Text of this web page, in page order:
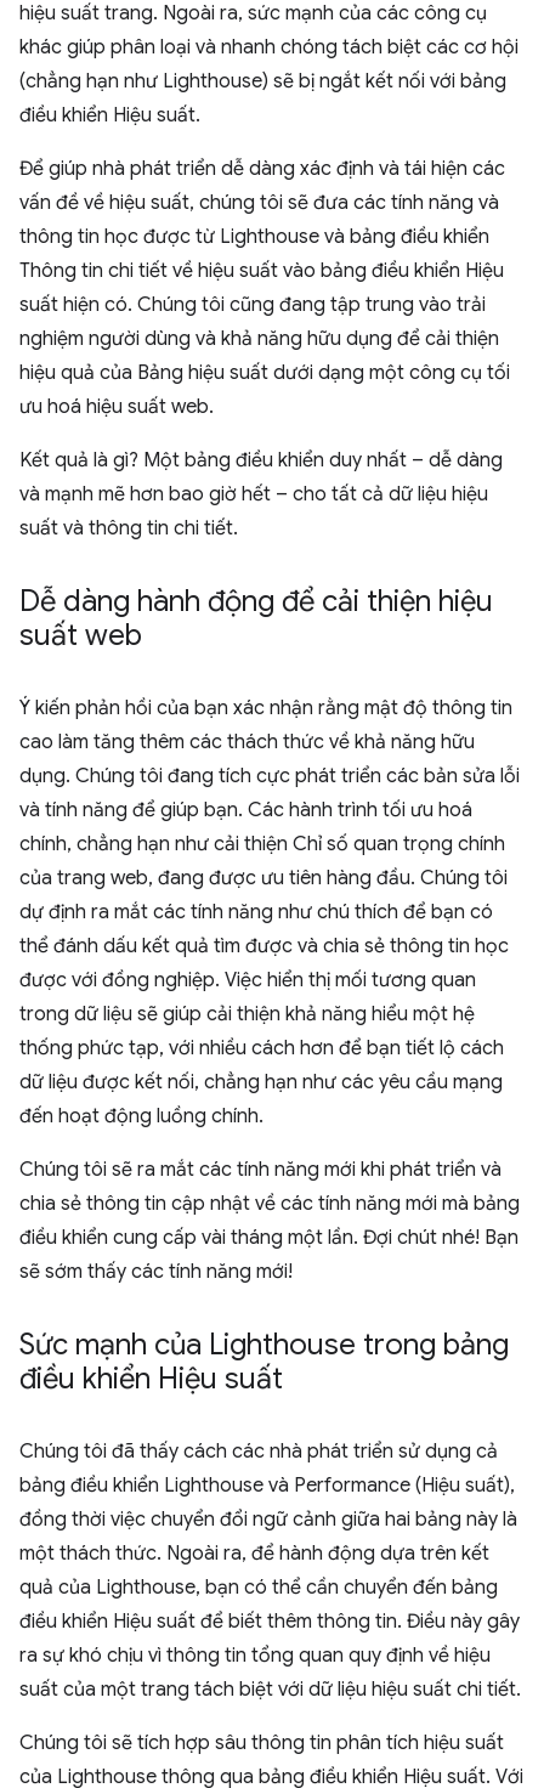
hiệu suất trang. Ngoài ra, sức mạnh của các công cụ
khác giúp phân loại và nhanh chóng tách biệt các cơ hội
(chẳng hạn như Lighthouse) sẽ bị ngắt kết nối với bảng
điều khiển Hiệu suất.
Để giúp nhà phát triển dễ dàng xác định và tái hiện các
vấn đề về hiệu suất, chúng tôi sẽ đưa các tính năng và
thông tin học được từ Lighthouse và bảng điều khiển
Thông tin chi tiết về hiệu suất vào bảng điều khiển Hiệu
suất hiện có. Chúng tôi cũng đang tập trung vào trải
nghiệm người dùng và khả năng hữu dụng để cải thiện
hiệu quả của Bảng hiệu suất dưới dạng một công cụ tối
ưu hoá hiệu suất web.
Kết quả là gì? Một bảng điều khiển duy nhất – dễ dàng
và mạnh mẽ hơn bao giờ hết – cho tất cả dữ liệu hiệu
suất và thông tin chi tiết.
Dễ dàng hành động để cải thiện hiệu
suất web
Ý kiến phản hồi của bạn xác nhận rằng mật độ thông tin
cao làm tăng thêm các thách thức về khả năng hữu
dụng. Chúng tôi đang tích cực phát triển các bản sửa lỗi
và tính năng để giúp bạn. Các hành trình tối ưu hoá
chính, chẳng hạn như cải thiện Chỉ số quan trọng chính
của trang web, đang được ưu tiên hàng đầu. Chúng tôi
dự định ra mắt các tính năng như chú thích để bạn có
thể đánh dấu kết quả tìm được và chia sẻ thông tin học
được với đồng nghiệp. Việc hiển thị mối tương quan
trong dữ liệu sẽ giúp cải thiện khả năng hiểu một hệ
thống phức tạp, với nhiều cách hơn để bạn tiết lộ cách
dữ liệu được kết nối, chẳng hạn như các yêu cầu mạng
đến hoạt động luồng chính.
Chúng tôi sẽ ra mắt các tính năng mới khi phát triển và
chia sẻ thông tin cập nhật về các tính năng mới mà bảng
điều khiển cung cấp vài tháng một lần. Đợi chút nhé! Bạn
sẽ sớm thấy các tính năng mới!
Sức mạnh của Lighthouse trong bảng
điều khiển Hiệu suất
Chúng tôi đã thấy cách các nhà phát triển sử dụng cả
bảng điều khiển Lighthouse và Performance (Hiệu suất),
đồng thời việc chuyển đổi ngữ cảnh giữa hai bảng này là
một thách thức. Ngoài ra, để hành động dựa trên kết
quả của Lighthouse, bạn có thể cần chuyển đến bảng
điều khiển Hiệu suất để biết thêm thông tin. Điều này gây
ra sự khó chịu vì thông tin tổng quan quy định về hiệu
suất của một trang tách biệt với dữ liệu hiệu suất chi tiết.
Chúng tôi sẽ tích hợp sâu thông tin phân tích hiệu suất
của Lighthouse thông qua bảng điều khiển Hiệu suất. Với